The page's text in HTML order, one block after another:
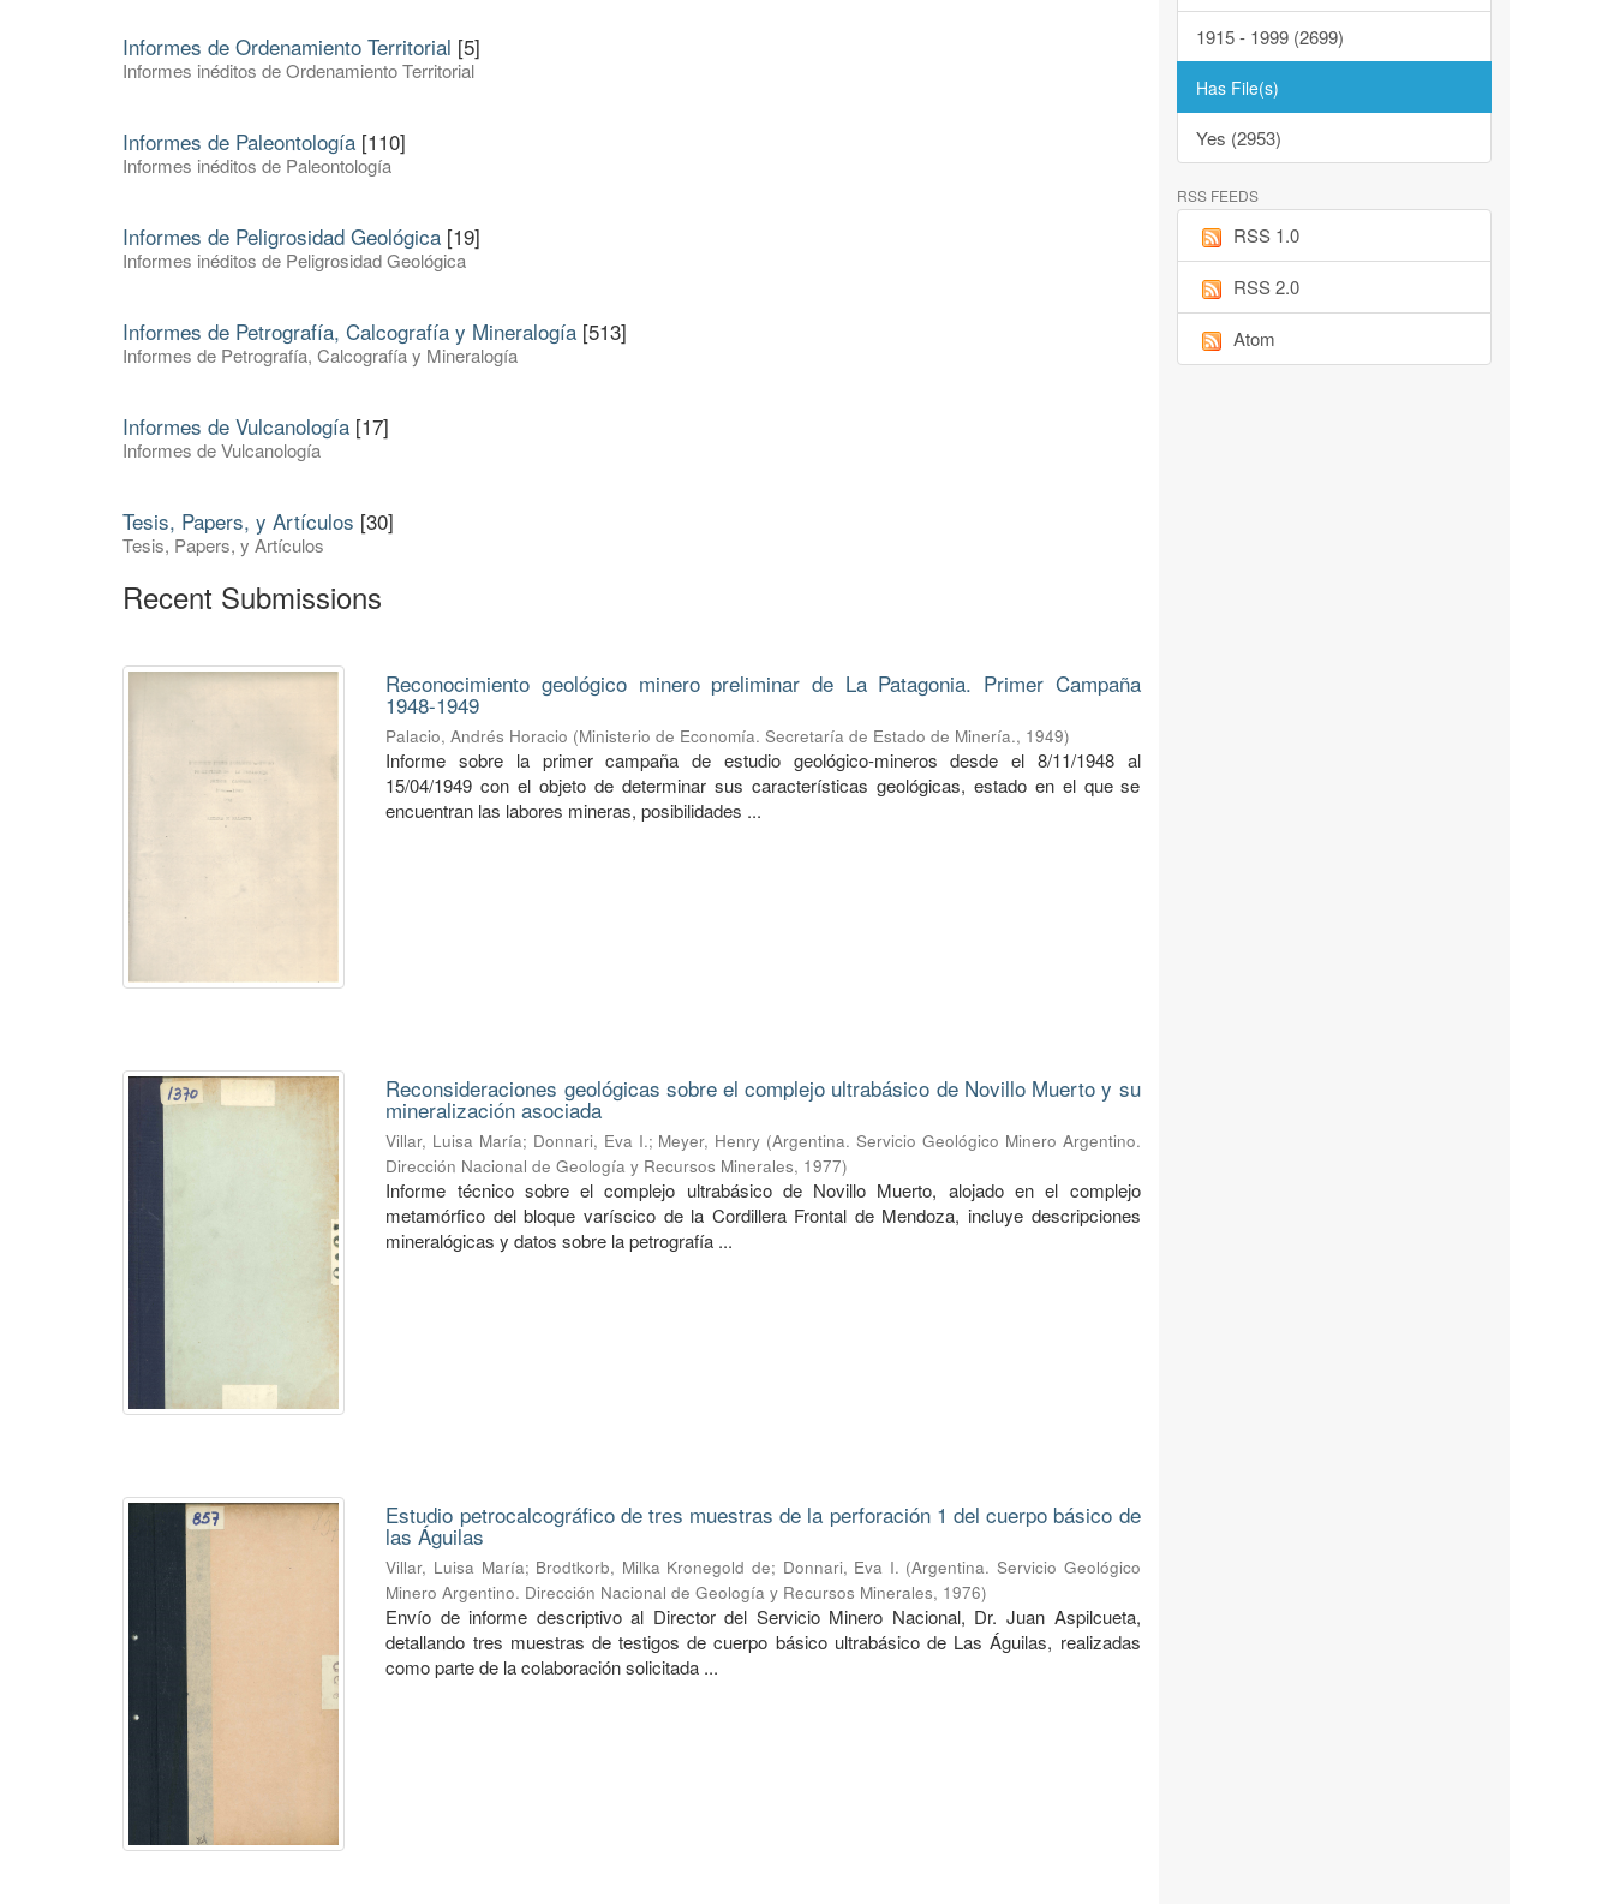
Informes de Ordenamiento Territorial [5]
Informes inéditos de Ordenamiento Territorial
Informes de Paleontología [110]
Informes inéditos de Paleontología
Informes de Peligrosidad Geológica [19]
Informes inéditos de Peligrosidad Geológica
Informes de Petrografía, Calcografía y Mineralogía [513]
Informes de Petrografía, Calcografía y Mineralogía
Informes de Vulcanología [17]
Informes de Vulcanología
Tesis, Papers, y Artículos [30]
Tesis, Papers, y Artículos
Recent Submissions
Reconocimiento geológico minero preliminar de La Patagonia. Primer Campaña
1948-1949
Palacio, Andrés Horacio (Ministerio de Economía. Secretaría de Estado de Minería., 1949)
Informe sobre la primer campaña de estudio geológico-mineros desde el 8/11/1948 al
15/04/1949 con el objeto de determinar sus características geológicas, estado en el que se
encuentran las labores mineras, posibilidades ...
Reconsideraciones geológicas sobre el complejo ultrabásico de Novillo Muerto y su
mineralización asociada
Villar, Luisa María; Donnari, Eva I.; Meyer, Henry (Argentina. Servicio Geológico Minero Argentino.
Dirección Nacional de Geología y Recursos Minerales, 1977)
Informe técnico sobre el complejo ultrabásico de Novillo Muerto, alojado en el complejo
metamórfico del bloque varíscico de la Cordillera Frontal de Mendoza, incluye descripciones
mineralógicas y datos sobre la petrografía ...
Estudio petrocalcográfico de tres muestras de la perforación 1 del cuerpo básico de
las Águilas
Villar, Luisa María; Brodtkorb, Milka Kronegold de; Donnari, Eva I. (Argentina. Servicio Geológico
Minero Argentino. Dirección Nacional de Geología y Recursos Minerales, 1976)
Envío de informe descriptivo al Director del Servicio Minero Nacional, Dr. Juan Aspilcueta,
detallando tres muestras de testigos de cuerpo básico ultrabásico de Las Águilas, realizadas
como parte de la colaboración solicitada ...
1915 - 1999 (2699)
Has File(s)
Yes (2953)
RSS FEEDS
RSS 1.0
RSS 2.0
Atom